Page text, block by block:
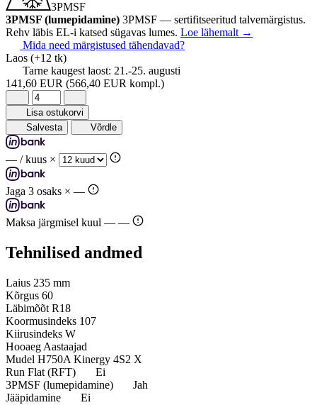
3PMSF
3PMSF (lumepidamine) 3PMSF — sertifitseeritud talvemärgistus.
Rehv läbis EL-i katsed sügavas lumes. Loe lähemalt →
Mida need märgistused tähendavad?
Laos (+12 tk)
Tarne kaugest laost: 21.-25. augusti
141,60 EUR (566,40 EUR kompl.)
Lisa ostukorvi
Salvesta
Võrdle
— / kuus ×
Jaga 3 osaks × —
Maksa järgmisel kuul — —
Tehnilised andmed
Laius 235 mm
Kõrgus 60
Läbimõõt R18
Koormusindeks 107
Kiirusindeks W
Hooaeg Aastaajad
Mudel H750A Kinergy 4S2 X
Run Flat (RFT)
Ei
3PMSF (lumepidamine)
Jah
Jääpidamine
Ei